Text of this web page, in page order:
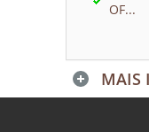
OF...
MAIS